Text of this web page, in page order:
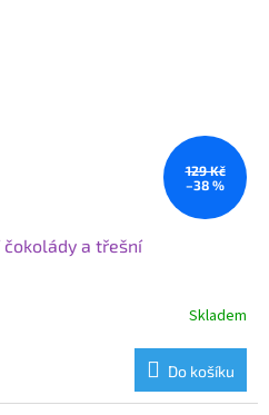
129 Kč
–38 %
čokolády a třešní
Skladem
Do košíku